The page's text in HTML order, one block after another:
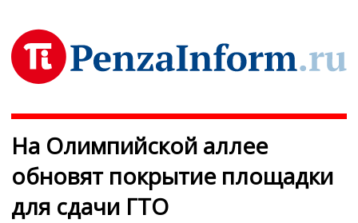
На Олимпийской аллее
обновят покрытие площадки
для сдачи ГТО